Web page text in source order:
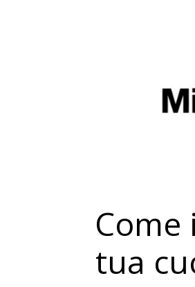
tua